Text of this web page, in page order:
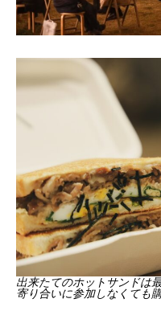
出来たてのホットサンドは
寄り合いに参加しなくても